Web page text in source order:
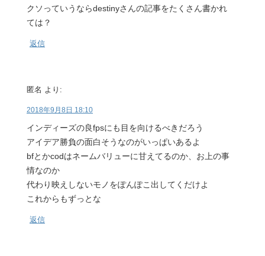
クソっていうならdestinyさんの記事をたくさん書かれ
ては？
返信
匿名 より:
2018年9月8日 18:10
インディーズの良fpsにも目を向けるべきだろう
アイデア勝負の面白そうなのがいっぱいあるよ
bfとかcodはネームバリューに甘えてるのか、お上の事
情なのか
代わり映えしないモノをぽんぽこ出してくだけよ
これからもずっとな
返信